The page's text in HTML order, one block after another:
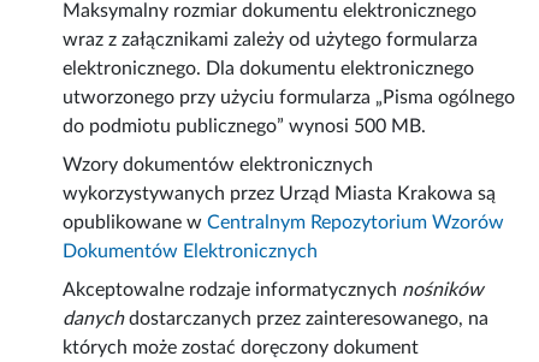
Maksymalny rozmiar dokumentu elektronicznego
wraz z załącznikami zależy od użytego formularza
elektronicznego. Dla dokumentu elektronicznego
utworzonego przy użyciu formularza „Pisma ogólnego
do podmiotu publicznego” wynosi 500 MB.
Wzory dokumentów elektronicznych
wykorzystywanych przez Urząd Miasta Krakowa są
opublikowane wCentralnym Repozytorium Wzorów
Dokumentów Elektronicznych
Akceptowalne rodzaje informatycznych nośników
danychdostarczanych przez zainteresowanego, na
których może zostać doręczony dokument